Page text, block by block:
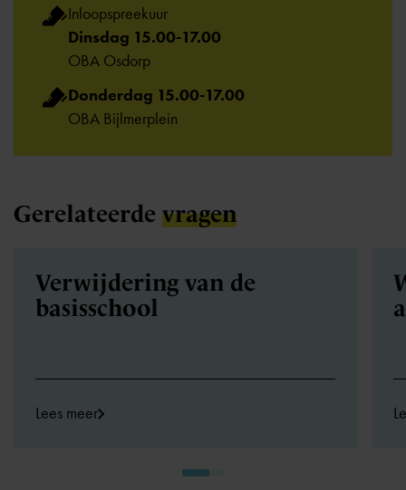
Inloopspreekuur
Dinsdag 15.00-17.00
OBA Osdorp
Donderdag 15.00-17.00
OBA Bijlmerplein
Gerelateerde vragen
Verwijdering van de
basisschool
Lees meer